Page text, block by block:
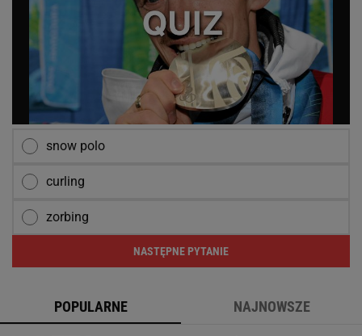
snow polo
curling
zorbing
NASTĘPNE PYTANIE
POPULARNE NAJNOWSZE